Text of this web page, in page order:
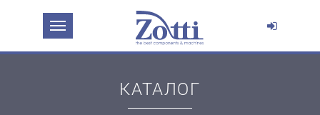
КАТАЛОГ
ЗАДАТЬ ВОПРОС О ПРОДУКТЕ